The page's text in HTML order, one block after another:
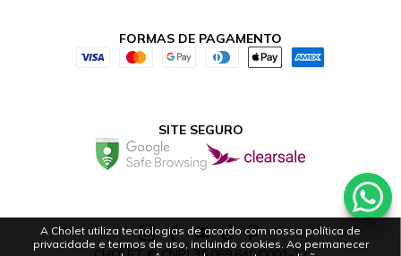
FORMAS DE PAGAMENTO
SITE SEGURO
A Cholet utiliza tecnologias de acordo com nossa política de
privacidade e termos de uso, incluindo cookies. Ao permanecer